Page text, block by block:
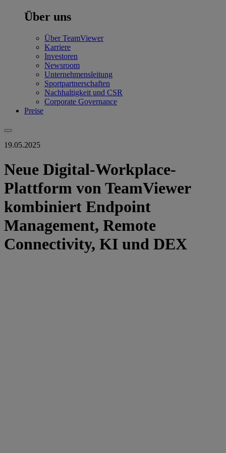
Über uns
Über TeamViewer
Karriere
Investoren
Newsroom
Unternehmensleitung
Sportpartnerschaften
Nachhaltigkeit und CSR
Corporate Governance
Preise
19.05.2025
Neue Digital-Workplace-
Plattform von TeamViewer
kombiniert Endpoint
Management, Remote
Connectivity, KI und DEX